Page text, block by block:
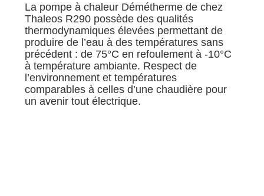
La pompe à chaleur Démétherme de chez
Thaleos R290 possède des qualités
thermodynamiques élevées permettant de
produire de l’eau à des températures sans
précédent : de 75°C en refoulement à -10°C
à température ambiante. Respect de
l’environnement et températures
comparables à celles d’une chaudière pour
un avenir tout électrique.